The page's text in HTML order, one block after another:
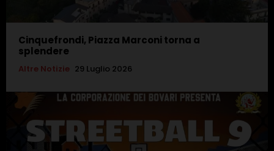
Cinquefrondi, Piazza Marconi torna a
splendere
Altre Notizie 29 Luglio 2026